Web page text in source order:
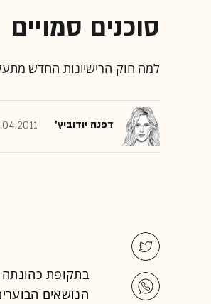
סוכנים סמויים
למה חוק הרישיונות החדש
דפנה יודוביץ'
בתקופת
הנושאים